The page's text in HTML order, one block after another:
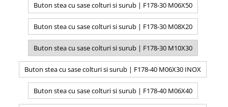
Buton stea cu sase colturi si surub | F178-30 M06X50
Buton stea cu sase colturi si surub | F178-30 M08X20
Buton stea cu sase colturi si surub | F178-30 M10X30
Buton stea cu sase colturi si surub | F178-40 M06X30 INOX
Buton stea cu sase colturi si surub | F178-40 M06X40